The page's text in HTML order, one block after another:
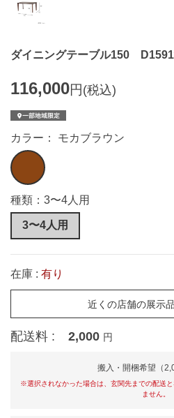
ダイニングテーブル150
116,000円 (税込)
カラー： モカブラウン
種類：3〜4人用
3〜4人用
在庫 : 有り
近くの店舗の展示
配送料 : 2,000 円
搬入・開梱希望（
※選択されなかった場合は、玄関先までの配送
ません。